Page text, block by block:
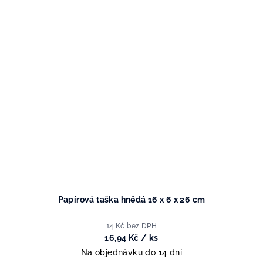
Papírová taška hnědá 16 x 6 x 26 cm
14 Kč bez DPH
16,94 Kč / ks
Na objednávku do 14 dní